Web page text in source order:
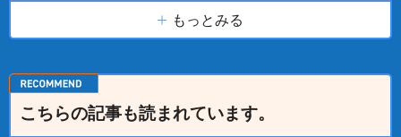
もっとみる
こちらの記事も読まれています。